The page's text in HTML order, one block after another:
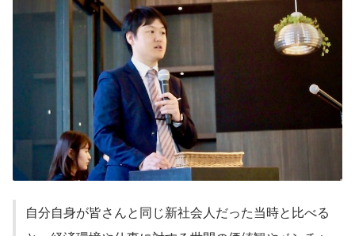
自分自身が皆さんと同じ新社会人だった当時と比べる